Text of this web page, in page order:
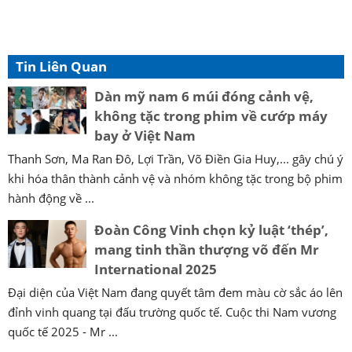
Tin Liên Quan
Dàn mỹ nam 6 múi đóng cảnh vệ,
không tặc trong phim về cướp máy
bay ở Việt Nam
Thanh Sơn, Ma Ran Đô, Lợi Trần, Võ Điền Gia Huy,... gây chú ý
khi hóa thân thành cảnh vệ và nhóm không tặc trong bộ phim
hành động về ...
Đoàn Công Vinh chọn kỷ luật ‘thép’,
mang tinh thần thượng võ đến Mr
International 2025
Đại diện của Việt Nam đang quyết tâm đem màu cờ sắc áo lên
đỉnh vinh quang tại đấu trường quốc tế. Cuộc thi Nam vương
quốc tế 2025 - Mr ...